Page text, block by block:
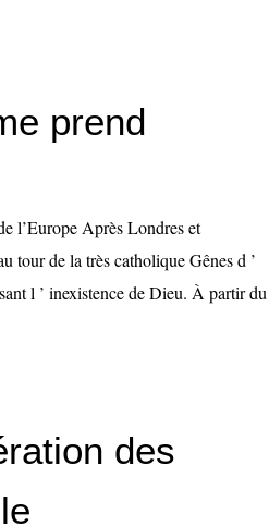
prend
l’Europe Après Londres et
tour de la très catholique Gênes d ’
l ’ inexistence de Dieu. À partir du
des